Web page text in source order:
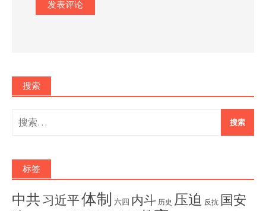
搜索
搜
索：
标签
中共习近平体制 六四 内斗 历史 压迫 反抗 国安